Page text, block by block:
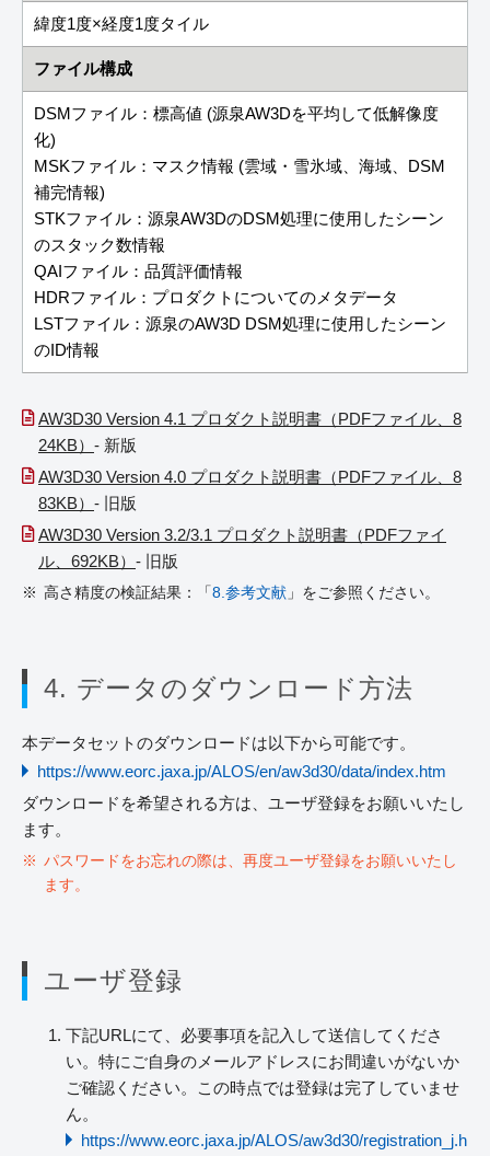
緯度1度×経度1度タイル
ファイル構成
DSMファイル：標高値 (源泉AW3Dを平均して低解像度
化)
MSKファイル：マスク情報 (雲域・雪氷域、海域、DSM
補完情報)
STKファイル：源泉AW3DのDSM処理に使用したシーン
のスタック数情報
QAIファイル：品質評価情報
HDRファイル：プロダクトについてのメタデータ
LSTファイル：源泉のAW3D DSM処理に使用したシーン
のID情報
AW3D30 Version 4.1 プロダクト説明書（PDFファイル、8
24KB） - 新版
AW3D30 Version 4.0 プロダクト説明書（PDFファイル、8
83KB） - 旧版
AW3D30 Version 3.2/3.1 プロダクト説明書（PDFファイ
ル、692KB） - 旧版
高さ精度の検証結果：「8.参考文献 」をご参照ください。
4. データのダウンロード方法
本データセットのダウンロードは以下から可能です。
https://www.eorc.jaxa.jp/ALOS/en/aw3d30/data/index.htm
ダウンロードを希望される方は、ユーザ登録をお願いいたし
ます。
パスワードをお忘れの際は、再度ユーザ登録をお願いいたし
ます。
ユーザ登録
下記URLにて、必要事項を記入して送信してくださ
い。特にご自身のメールアドレスにお間違いがないか
ご確認ください。この時点では登録は完了していませ
ん。
https://www.eorc.jaxa.jp/ALOS/aw3d30/registration_j.h